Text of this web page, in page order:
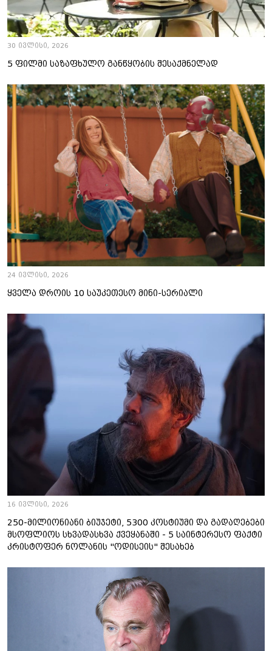
30 ივლისი, 2026
5 ფილმი საზაფხულო განწყობის შესაქმნელად
24 ივლისი, 2026
ყველა დროის 10 საუკეთესო მინი-სერიალი
16 ივლისი, 2026
250-მილიონიანი ბიუჯეტი, 5300 კოსტიუმი და გადაღებები
მსოფლიოს სხვადასხვა ქვეყანაში - 5 საინტერესო ფაქტი
კრისტოფერ ნოლანის "ოდისეის" შესახებ